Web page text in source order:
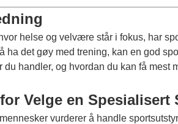
hvor helse og velvære står i fokus, har
ha det gøy med trening, kan en god
du handler, og hvordan du kan få mest
Velge en Spesialisert
vurderer å handle